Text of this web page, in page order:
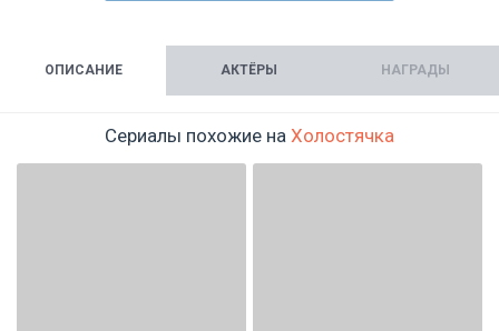
ОПИСАНИЕ АКТЁРЫ НАГРАДЫ
Сериалы похожие на Холостячка